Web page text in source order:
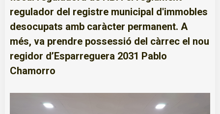
regulador del registre municipal d'immobles
desocupats amb caràcter permanent. A
més, va prendre possessió del càrrec el nou
regidor d’Esparreguera 2031 Pablo
Chamorro